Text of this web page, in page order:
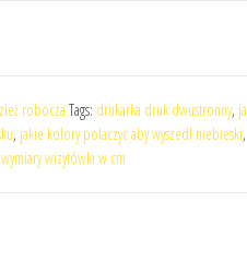
robocza Tags: drukarka druk dwustronny,
, jakie kolory polaczyc aby wyszedl niebieski,
wymiary wizytówki w cm